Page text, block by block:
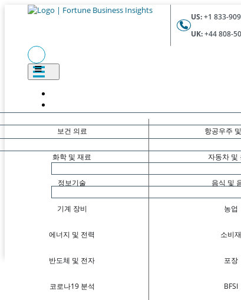
US:+1 833-
UK:+44 808-
보건 의료
화학 및 재료
정보기술
기계 장비
에너지 및 전력
반도체 및 전자
코로나19 분석
항공우주
자동차 및
음식 및
농업
소비재
포장
BFSI